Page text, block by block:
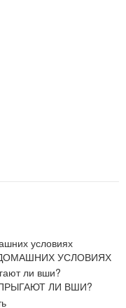
УСЛОВИЯХ
ЛИ ВШИ?